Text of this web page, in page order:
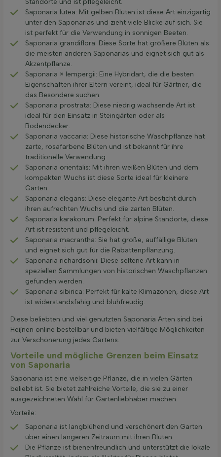
Saponaria lutea: Mit gelben Blüten ist diese Art einzigartig
unter den Saponarias und zieht viele Blicke auf sich. Sie
ist perfekt für die Verwendung in sonnigen Beeten.
Saponaria grandiflora: Diese Sorte hat größere Blüten als
die meisten anderen Saponarias und eignet sich gut als
Akzentpflanze.
Saponaria × lempergii: Eine Hybridart, die die besten
Eigenschaften ihrer Eltern vereint, ideal für Gärtner, die
das Besondere suchen.
Saponaria prostrata: Diese niedrig wachsende Art ist
ideal für den Einsatz in Steingärten oder als
Bodendecker.
Saponaria vaccaria: Diese historische Waschpflanze hat
zarte, rosafarbene Blüten und ist bekannt für ihre
traditionelle Verwendung.
Saponaria orientalis: Mit ihren weißen Blüten und dem
kompakten Wuchs ist diese Sorte ideal für kleinere
Gärten.
Saponaria elegans: Diese elegante Art besticht durch
ihren aufrechten Wuchs und die zarten Blüten.
Saponaria karakorum: Perfekt für alpine Standorte, diese
Art ist resistent und pflegeleicht.
Saponaria macrantha: Sie hat große, auffällige Blüten
und eignet sich gut für die Rabattenpflanzung.
Saponaria richardsonii: Diese seltene Art kann in
speziellen Sammlungen von historischen Waschpflanzen
gefunden werden.
Saponaria sibirica: Perfekt für kalte Klimazonen, diese Art
ist widerstandsfähig und blühfreudig.
Diese beliebten und viel genutzten Saponaria Arten sind bei
Heijnen online bestellbar und bieten vielfältige Möglichkeiten
zur Verschönerung jedes Gartens.
Vorteile und mögliche Grenzen beim Einsatz
von Saponaria
Saponaria ist eine vielseitige Pflanze, die in vielen Gärten
beliebt ist. Sie bietet zahlreiche Vorteile, die sie zu einer
ausgezeichneten Wahl für Gartenliebhaber machen.
Vorteile:
Saponaria ist langblühend und verschönert den Garten
über einen längeren Zeitraum mit ihren Blüten.
Die Pflanze ist bienenfreundlich und unterstützt die lokale